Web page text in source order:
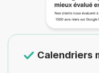
Calendriers